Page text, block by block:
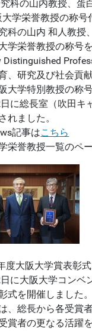
科の山内教授、蛋
学栄誉教授の称号
科の山内 和人教授
学栄誉教授の称号
Distinguished
、研究及び社会貢
大学特別教授の称
に総長室（吹田キ
れました。
記事はこちら
栄誉教授一覧のペ
度大阪大学賞表彰
に大阪大学コンベ
式を開催しました。
、総長から各受賞
賞者の更なる活躍